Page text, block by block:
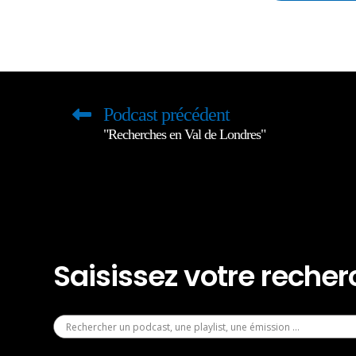
Podcast précédent
"Recherches en Val de Londres"
Saisissez votre